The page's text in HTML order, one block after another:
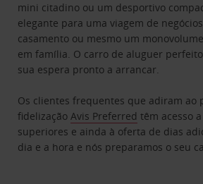
mini citadino ou um desportivo
elegante para uma viagem de
casamento ou mesmo um
em família. O carro de aluguer
sua espera pronto a arrancar.
Os clientes frequentes que adiram ao
fidelizaçãoAvis Preferred têm acesso
superiores e ainda à oferta de dias
dia e a hora e nós preparamos o seu